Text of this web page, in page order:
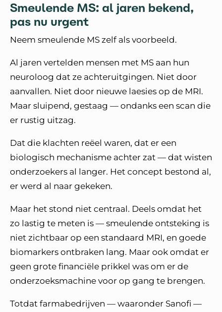
Smeulende MS: al jaren bekend,
pas nu urgent
Neem smeulende MS zelf als voorbeeld.
Al jaren vertelden mensen met MS aan hun
neuroloog dat ze achteruitgingen. Niet door
aanvallen. Niet door nieuwe laesies op de MRI.
Maar sluipend, gestaag — ondanks een scan die
er rustig uitzag.
Dat die klachten reëel waren, dat er een
biologisch mechanisme achter zat — dat wisten
onderzoekers al langer. Het concept bestond al,
er werd al naar gekeken.
Maar het stond niet centraal. Deels omdat het
zo lastig te meten is — smeulende ontsteking is
niet zichtbaar op een standaard MRI, en goede
biomarkers ontbraken lang. Maar ook omdat er
geen grote financiële prikkel was om er de
onderzoeksmachine voor op gang te brengen.
Totdat farmabedrijven — waaronder Sanofi —